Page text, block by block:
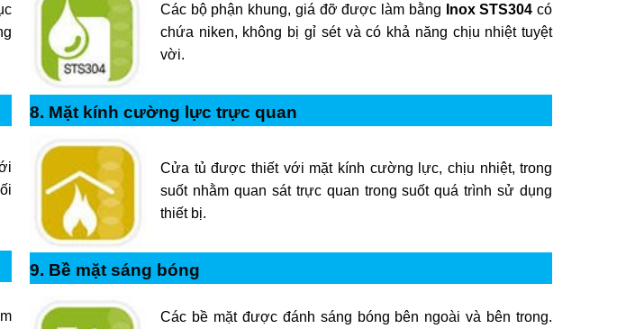
Các bộ phận khung, giá đỡ được làm bằng Inox STS304 có
chứa niken, không bị gỉ sét và có khả năng chịu nhiệt tuyệt
vời.
8. Mặt kính cường lực trực quan
Cửa tủ được thiết với mặt kính cường lực, chịu nhiệt, trong
suốt nhằm quan sát trực quan trong suốt quá trình sử dụng
thiết bị.
9. Bề mặt sáng bóng
Các bề mặt được đánh sáng bóng bên ngoài và bên trong.